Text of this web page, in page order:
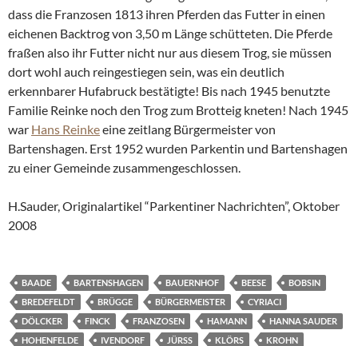
dass die Franzosen 1813 ihren Pferden das Futter in einen
eichenen Backtrog von 3,50 m Länge schütteten. Die Pferde
fraßen also ihr Futter nicht nur aus diesem Trog, sie müssen
dort wohl auch reingestiegen sein, was ein deutlich
erkennbarer Hufabruck bestätigte! Bis nach 1945 benutzte
Familie Reinke noch den Trog zum Brotteig kneten! Nach 1945
war Hans Reinkeeine zeitlang Bürgermeister von
Bartenshagen. Erst 1952 wurden Parkentin und Bartenshagen
zu einer Gemeinde zusammengeschlossen.
H.Sauder, Originalartikel “Parkentiner Nachrichten”, Oktober
2008
BAADE BARTENSHAGEN BAUERNHOF BEESE
BOBSIN
BREDEFELDT
BRÜGGE BÜRGERMEISTER
CYRIACI
DÖLCKER
FINCK FRANZOSEN HAMANN
HANNA SAUDER
HOHENFELDE
IVENDORF JÜRSS KLÖRS
KROHN